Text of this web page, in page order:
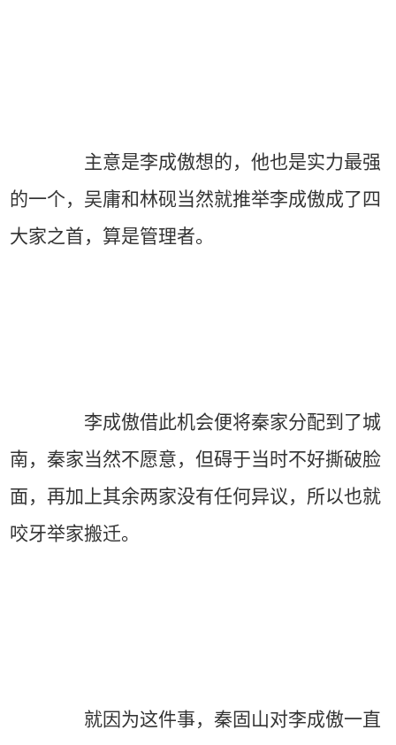
主意是李成傲想的，他也是实力最强
的一个，吴庸和林砚当然就推举李成傲成了四
大家之首，算是管理者。
李成傲借此机会便将秦家分配到了城
南，秦家当然不愿意，但碍于当时不好撕破脸
面，再加上其余两家没有任何异议，所以也就
咬牙举家搬迁。
就因为这件事，秦固山对李成傲一直